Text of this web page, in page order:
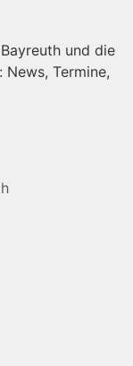
und die
Termine,